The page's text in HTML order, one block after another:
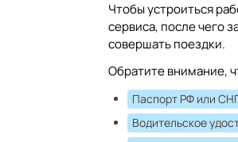
Чтобы устроиться
сервиса, после чего
совершать поездки.
Обратите внимание,
Паспорт РФ или
Водительское